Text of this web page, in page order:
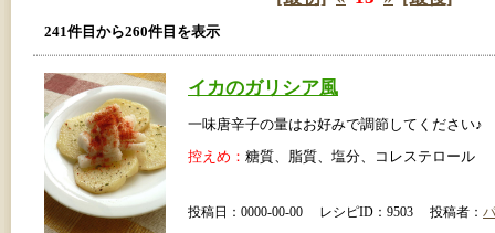
241件目から260件目を表示
イカのガリシア風
一味唐辛子の量はお好みで調節してください♪
控えめ： 糖質、脂質、塩分、コレステロール
投稿日：0000-00-00 レシピID：9503 投稿者：